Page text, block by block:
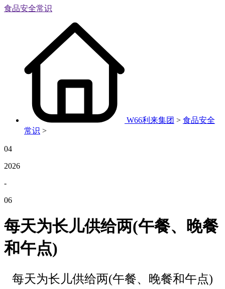
食品安全常识
W66利来集团 > 食品安全
常识 >
04
2026
-
06
每天为长儿供给两(午餐、晚餐
和午点)
每天为长儿供给两(午餐、晚餐和午点)